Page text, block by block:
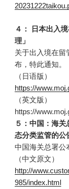
４： 日本出入
理」
关于出入境在留
布，特此通知。
（日语版）
https://
（英文版）
https://
５：中国：海
态分类监管的公
中国海关总署公
（中文原文）
http://
985/index.html